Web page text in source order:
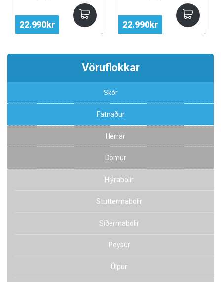
22.990kr 22.990kr
Vöruflokkar
Skór
Fatnaður
Herrar
Dömur
Hlýrabolir
Stuttermabolir
Síðermabolir
Peysur
Úlpur